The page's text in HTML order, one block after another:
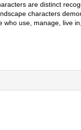
are distinct
characters
use, manage, live